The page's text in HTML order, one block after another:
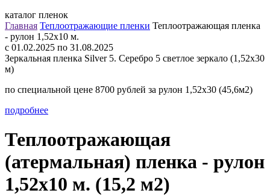
каталог пленок
Главная Теплоотражающие пленки Теплоотражающая пленка
- рулон 1,52х10 м.
c 01.02.2025 по 31.08.2025
Зеркальная пленка Silver 5. Серебро 5 светлое зеркало (1,52х30
м)
по специальной цене 8700 рублей за рулон 1,52х30 (45,6м2)
подробнее
Теплоотражающая
(атермальная) пленка - рулон
1,52х10 м. (15,2 м2)